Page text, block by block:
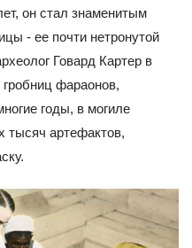
он стал знаменитым
- ее почти нетронутой
Говард Картер в
гробниц фараонов,
годы, в могиле
тысяч артефактов,